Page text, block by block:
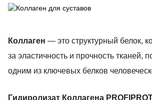
Коллаген — это структурный белок,
за эластичность и прочность тканей,
одним из ключевых белков
Гидиролизат Коллагена